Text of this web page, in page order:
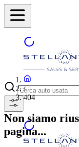
/
404
Non siamo
pagina...